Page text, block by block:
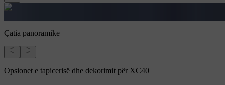
Çatia panoramike
Opsionet e tapicerisë dhe dekorimit për XC40